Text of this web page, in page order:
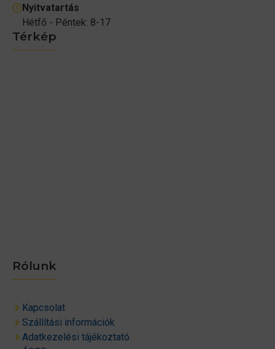
Térkép
Rólunk
Kapcsolat
Szállítási információk
Adatkezelési tájékoztató
Nyitvatartás
Hétfő - Péntek: 8-17